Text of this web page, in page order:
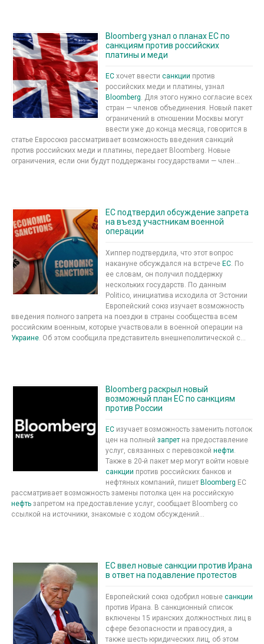
Bloomberg узнал о планах ЕС по
санкциям против российских
платины и меди
ЕС хочет ввести санкции против
российских меди и платины, узнал
Bloomberg. Для этого нужно согласие всех
стран — членов объединения. Новый пакет
ограничений в отношении Москвы могут
ввести уже до конца месяца, говорится в
статье Евросоюз рассматривает возможность введения санкций
против российских меди и платины, передает Bloomberg. Новые
ограничения, если они будут поддержаны государствами — член...
ЕС подтвердил обсуждение запрета
на въезд участникам военной
операции
Хиппер подтвердила, что этот вопрос
накануне обсуждался на встрече ЕС. По
ее словам, он получил поддержку
нескольких государств. По данным
Politico, инициатива исходила от Эстонии
Европейский союз изучает возможность
введения полного запрета на поездки в страны сообщества всем
российским военным, которые участвовали в военной операции на
Украине. Об этом сообщила представитель внешнеполитической с...
Bloomberg раскрыл новый
возможный план ЕС по санкциям
против России
ЕС изучает возможность заменить потолок
цен на полный запрет на предоставление
услуг, связанных с перевозкой нефти.
Также в 20-й пакет мер могут войти новые
санкции против российских банков и
нефтяных компаний, пишет Bloomberg ЕС
рассматривает возможность замены потолка цен на российскую
нефть запретом на предоставление услуг, сообщает Bloomberg со
ссылкой на источники, знакомые с ходом обсуждений...
ЕС ввел новые санкции против Ирана
в ответ на подавление протестов
Европейский союз одобрил новые санкции
против Ирана. В санкционный список
включены 15 иранских должностных лиц в
сфере безопасности и правосудия, а
также шесть юридических лиц, об этом